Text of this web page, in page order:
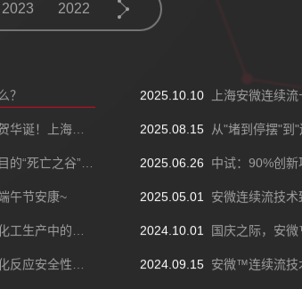
2023 2022 2021
2022 2021 2020
2022 2021 2020
2023 2022 2021
2022 2021 2020
2022 2021 2020
？ 2025.10.10
中秋赏明月，国庆贺华诞！上海安微连续流技术祝大家节日快乐！ 2025.08.15
中试：90%创新项目的“死亡之谷”，连续流中试怎么做？(下) 2025.06.26
午节安康~ 2025.05.01
连续流技术在精细化工生产中的实施策略 2024.10.01
连续流技术优化硝化反应安全性策略 2024.09.15